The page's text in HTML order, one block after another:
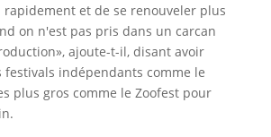
rapidement et de se renouveler plus
on n'est pas pris dans un carcan
ajoute-t-il, disant avoir
festivals indépendants comme le
plus gros comme le Zoofest pour